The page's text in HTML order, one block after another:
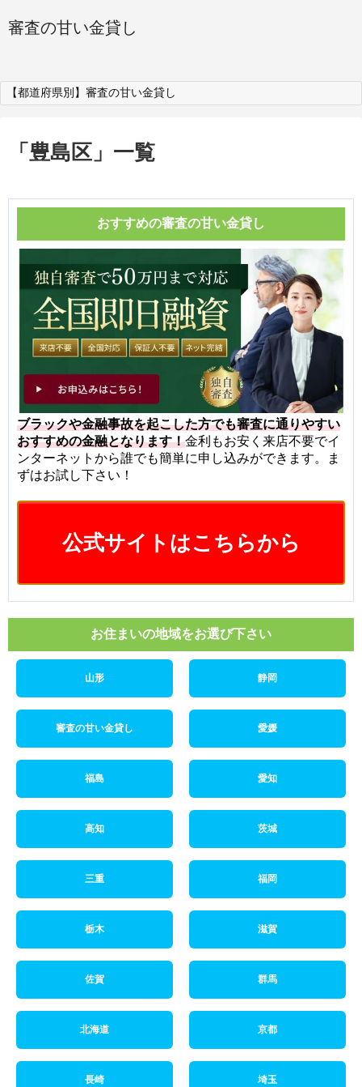
審査の甘い金貸し
【都道府県別】審査の甘い金貸し
「 豊島区 」 一覧
おすすめの審査の甘い金貸し
ブラックや金融事故を起こした方でも審査に通りやすい
おすすめの金融となります！金利もお安く来店不要でイ
ンターネットから誰でも簡単に申し込みができます。ま
ずはお試し下さい！
公式サイトはこちらから
お住まいの地域をお選び下さい
山形 静岡
審査の甘い金貸し 愛媛
福島 愛知
高知 茨城
三重 福岡
栃木 滋賀
佐賀 群馬
北海道 京都
長崎 埼玉